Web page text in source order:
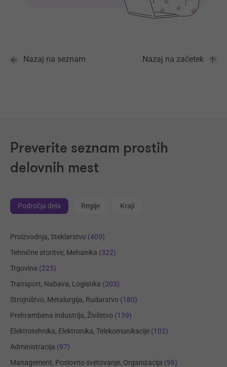
Nazaj na seznam Nazaj na začetek
Preverite seznam prostih
delovnih mest
Področja dela Regije Kraji
Proizvodnja, Steklarstvo (409)
Tehnične storitve, Mehanika (322)
Trgovina (225)
Transport, Nabava, Logistika (203)
Strojništvo, Metalurgija, Rudarstvo (180)
Prehrambena industrija, Živilstvo (139)
Elektrotehnika, Elektronika, Telekomunikacije (102)
Administracija (97)
Management, Poslovno svetovanje, Organizacija (96)